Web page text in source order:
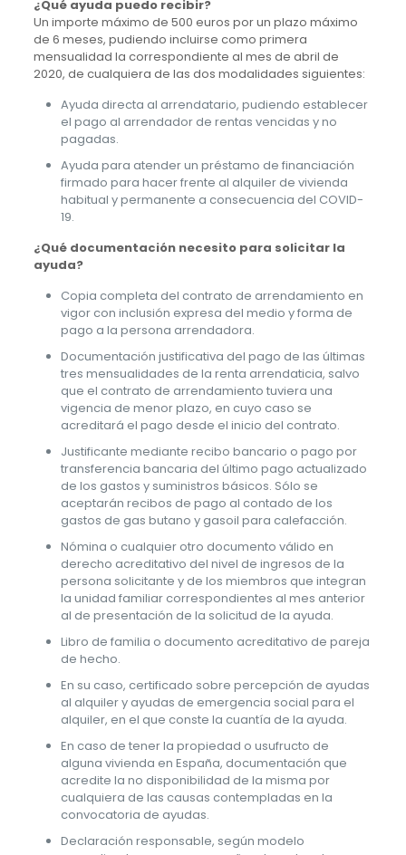
¿Qué ayuda puedo recibir?
Un importe máximo de 500 euros por un plazo máximo
de 6 meses, pudiendo incluirse como primera
mensualidad la correspondiente al mes de abril de
2020, de cualquiera de las dos modalidades siguientes:
Ayuda directa al arrendatario, pudiendo establecer
el pago al arrendador de rentas vencidas y no
pagadas.
Ayuda para atender un préstamo de financiación
firmado para hacer frente al alquiler de vivienda
habitual y permanente a consecuencia del COVID-
19.
¿Qué documentación necesito para solicitar la
ayuda?
Copia completa del contrato de arrendamiento en
vigor con inclusión expresa del medio y forma de
pago a la persona arrendadora.
Documentación justificativa del pago de las últimas
tres mensualidades de la renta arrendaticia, salvo
que el contrato de arrendamiento tuviera una
vigencia de menor plazo, en cuyo caso se
acreditará el pago desde el inicio del contrato.
Justificante mediante recibo bancario o pago por
transferencia bancaria del último pago actualizado
de los gastos y suministros básicos. Sólo se
aceptarán recibos de pago al contado de los
gastos de gas butano y gasoil para calefacción.
Nómina o cualquier otro documento válido en
derecho acreditativo del nivel de ingresos de la
persona solicitante y de los miembros que integran
la unidad familiar correspondientes al mes anterior
al de presentación de la solicitud de la ayuda.
Libro de familia o documento acreditativo de pareja
de hecho.
En su caso, certificado sobre percepción de ayudas
al alquiler y ayudas de emergencia social para el
alquiler, en el que conste la cuantía de la ayuda.
En caso de tener la propiedad o usufructo de
alguna vivienda en España, documentación que
acredite la no disponibilidad de la misma por
cualquiera de las causas contempladas en la
convocatoria de ayudas.
Declaración responsable, según modelo